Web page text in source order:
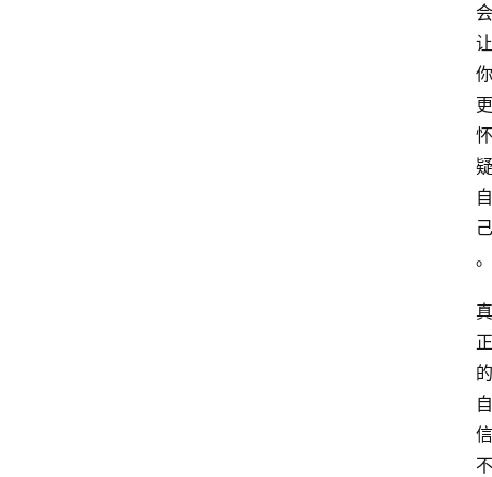
会
让
你
更
怀
疑
自
己
。
真
正
的
自
信
不